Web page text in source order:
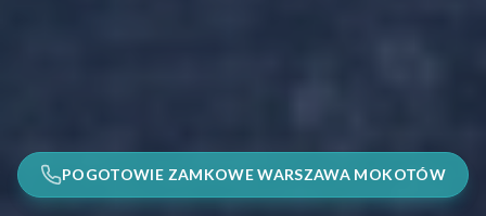
POGOTOWIE ZAMKOWE WARSZAWA MOKOTÓW